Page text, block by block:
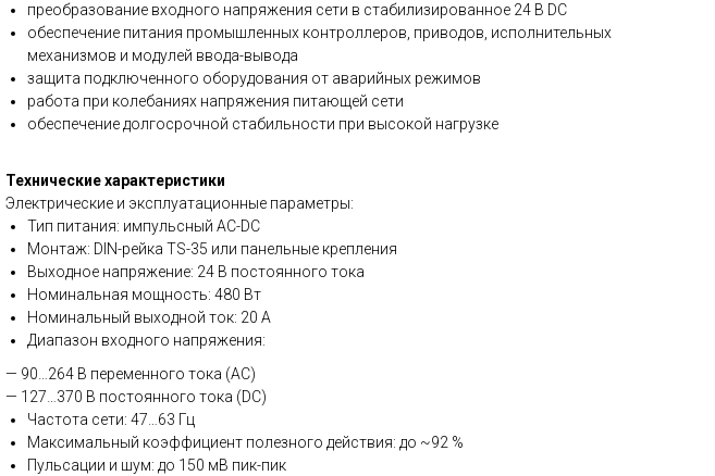
преобразование входного напряжения сети в стабилизированное 24 В DC
обеспечение питания промышленных контроллеров, приводов, исполнительных
механизмов и модулей ввода-вывода
защита подключенного оборудования от аварийных режимов
работа при колебаниях напряжения питающей сети
обеспечение долгосрочной стабильности при высокой нагрузке
Технические характеристики
Электрические и эксплуатационные параметры:
Тип питания: импульсный AC-DC
Монтаж: DIN-рейка TS-35 или панельные крепления
Выходное напряжение: 24 В постоянного тока
Номинальная мощность: 480 Вт
Номинальный выходной ток: 20 А
Диапазон входного напряжения:
— 90…264 В переменного тока (AC)
— 127…370 В постоянного тока (DC)
Частота сети: 47…63 Гц
Максимальный коэффициент полезного действия: до ~92 %
Пульсации и шум: до 150 мВ пик-пик